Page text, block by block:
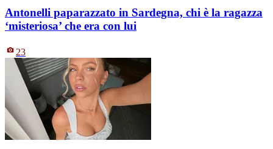
Antonelli paparazzato in Sardegna, chi è la ragazza
‘misteriosa’ che era con lui
23